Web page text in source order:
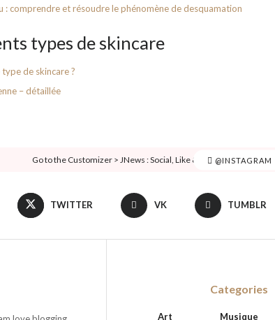
: comprendre et résoudre le phénomène de desquamation
types de skincare
type de skincare ?
– détaillée
@INSTAGRAM
Go to the Customizer > JNews : Social, Like & View > Instagram
TWITTER VK TUMBLR
Categories
Art Musique